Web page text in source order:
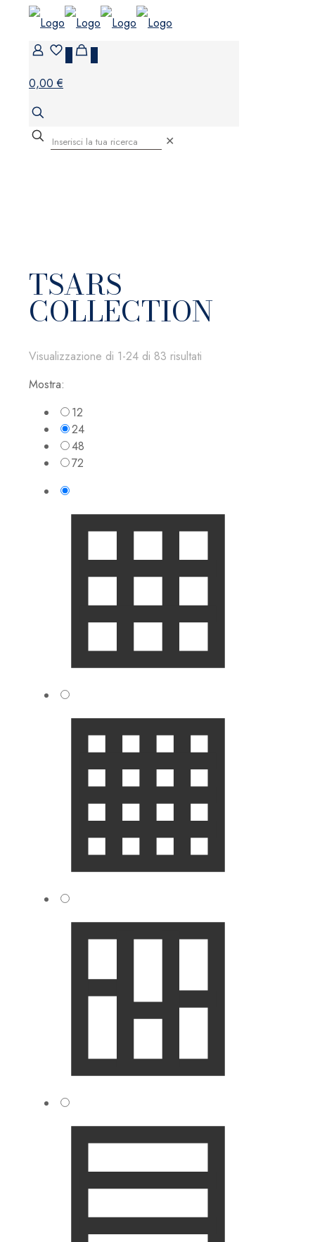
0,00 €
✕
TSARS
COLLECTION
Visualizzazione di 1-24 di 83 risultati
Mostra:
12
24
48
72